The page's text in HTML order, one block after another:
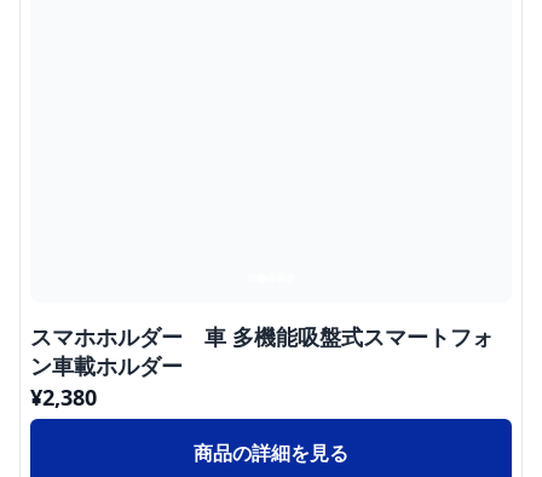
スマホホルダー 車 多機能吸盤式スマートフォ
ン車載ホルダー
¥2,380
商品の詳細を見る